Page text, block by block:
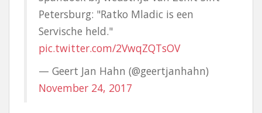
Petersburg: "Ratko Mladic is een
Servische held."
pic.twitter.com/2VwqZQTsOV
— Geert Jan Hahn (@geertjanhahn)
November 24, 2017